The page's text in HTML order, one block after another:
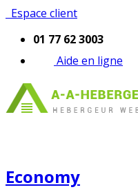
Espace client
01 77 62 3003
Aide en ligne
Economy